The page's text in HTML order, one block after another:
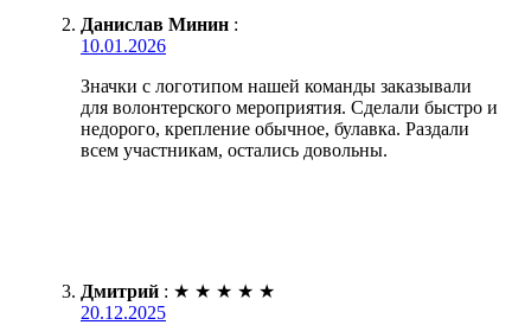
Данислав Минин :
10.01.2026
Значки с логотипом нашей команды заказывали
для волонтерского мероприятия. Сделали быстро и
недорого, крепление обычное, булавка. Раздали
всем участникам, остались довольны.
Дмитрий : ★ ★ ★ ★ ★
20.12.2025